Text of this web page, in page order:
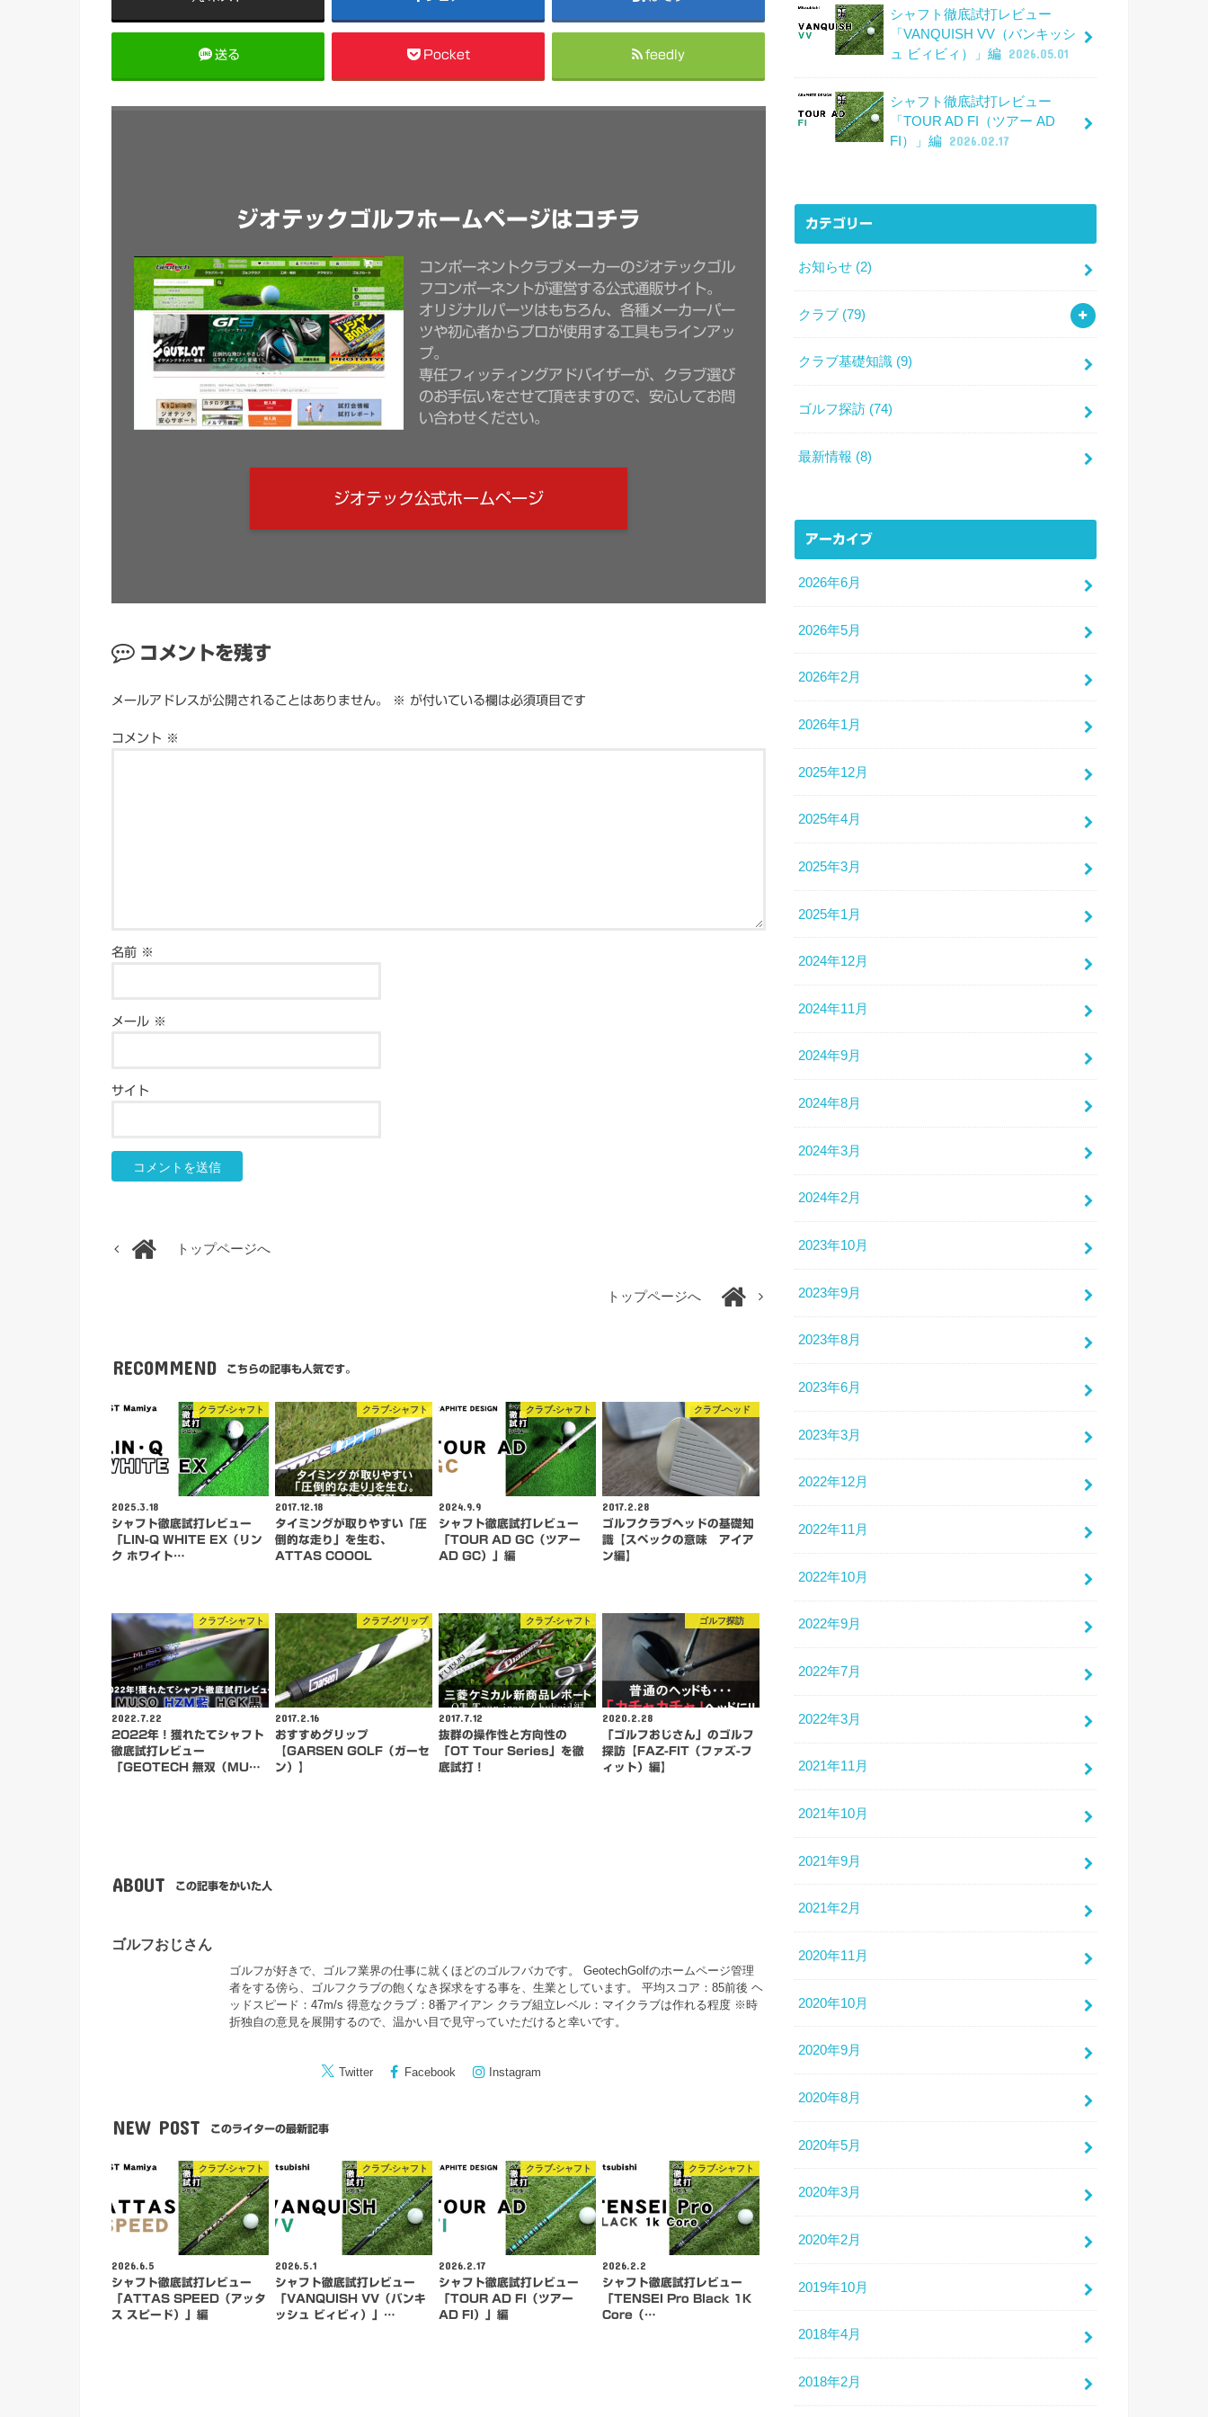
送る Pocket feedly
ジオテックゴルフホームページはコチラ
コンポーネントクラブメーカーのジオテックゴル
フコンポーネントが運営する公式通販サイト。
オリジナルパーツはもちろん、各種メーカーパー
ツや初心者からプロが使用する工具もラインアッ
プ。
専任フィッティングアドバイザーが、クラブ選び
のお手伝いをさせて頂きますので、安心してお問
い合わせください。
ジオテック公式ホームページ
コメントを残す
メールアドレスが公開されることはありません。 ※ が付いている欄は必須項目です
コメント ※
名前 ※
メール ※
サイト
トップページへ
トップページへ
RECOMMEND こちらの記事も人気です。
クラブ-シャフト
2025.3.18
シャフト徹底試打レビュー
「LIN-Q WHITE EX（リン
ク ホワイト…
クラブ-シャフト
2017.12.18
タイミングが取りやすい「圧
倒的な走り」を生む、
ATTAS COOOL
クラブ-シャフト
2024.9.9
シャフト徹底試打レビュー
「TOUR AD GC（ツアー
AD GC）」編
クラブ-ヘッド
2017.2.28
ゴルフクラブヘッドの基礎知
識【スペックの意味 アイア
ン編】
クラブ-シャフト
2022.7.22
2022年！獲れたてシャフト
徹底試打レビュー
「GEOTECH 無双（MU…
クラブ-グリップ
2017.2.16
おすすめグリップ
【GARSEN GOLF（ガーセ
ン）】
クラブ-シャフト
2017.7.12
抜群の操作性と方向性の
「OT Tour Series」を徹
底試打！
ゴルフ探訪
2020.2.28
「ゴルフおじさん」のゴルフ
探訪【FAZ-FIT（ファズ-フ
ィット）編】
ABOUT この記事をかいた人
ゴルフおじさん
ゴルフが好きで、ゴルフ業界の仕事に就くほどのゴルフバカです。 GeotechGolfのホームページ管理
者をする傍ら、ゴルフクラブの飽くなき探求をする事を、生業としています。 平均スコア：85前後 ヘ
ッドスピード：47m/s 得意なクラブ：8番アイアン クラブ組立レベル：マイクラブは作れる程度 ※時
折独自の意見を展開するので、温かい目で見守っていただけると幸いです。
Twitter Facebook Instagram
NEW POST このライターの最新記事
クラブ-シャフト
2026.6.5
シャフト徹底試打レビュー
「ATTAS SPEED（アッタ
ス スピード）」編
クラブ-シャフト
2026.5.1
シャフト徹底試打レビュー
「VANQUISH VV（バンキ
ッシュ ビィビィ）」…
クラブ-シャフト
2026.2.17
シャフト徹底試打レビュー
「TOUR AD FI（ツアー
AD FI）」編
クラブ-シャフト
2026.2.2
シャフト徹底試打レビュー
「TENSEI Pro Black 1K
Core（…
シャフト徹底試打レビュー
「VANQUISH VV（バンキッシ
ュ ビィビィ）」編 2026.05.01
シャフト徹底試打レビュー
「TOUR AD FI（ツアー AD
FI）」編 2026.02.17
カテゴリー
お知らせ (2)
クラブ (79)
クラブ基礎知識 (9)
ゴルフ探訪 (74)
最新情報 (8)
アーカイブ
2026年6月
2026年5月
2026年2月
2026年1月
2025年12月
2025年4月
2025年3月
2025年1月
2024年12月
2024年11月
2024年9月
2024年8月
2024年3月
2024年2月
2023年10月
2023年9月
2023年8月
2023年6月
2023年3月
2022年12月
2022年11月
2022年10月
2022年9月
2022年7月
2022年3月
2021年11月
2021年10月
2021年9月
2021年2月
2020年11月
2020年10月
2020年9月
2020年8月
2020年5月
2020年3月
2020年2月
2019年10月
2018年4月
2018年2月